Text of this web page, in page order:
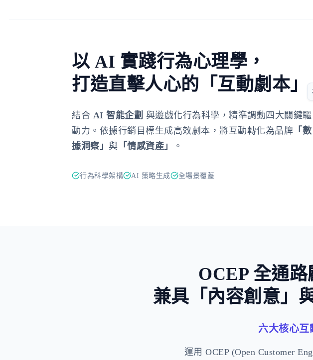
以 AI 實踐行為心理學，
打造直擊人心的「互動劇本」
結合 AI 智能企劃 與遊戲化行為科學，精準調動四大關鍵驅
動力。依據行銷目標生成高效劇本，將互動轉化為品牌 「數
據洞察」 與 「情感資產」 。
行為科學架構 AI 策略生成 全場景覆蓋
OCEP 全通路
兼具「內容創意」
六大核心互
運用 OCEP (Open Customer